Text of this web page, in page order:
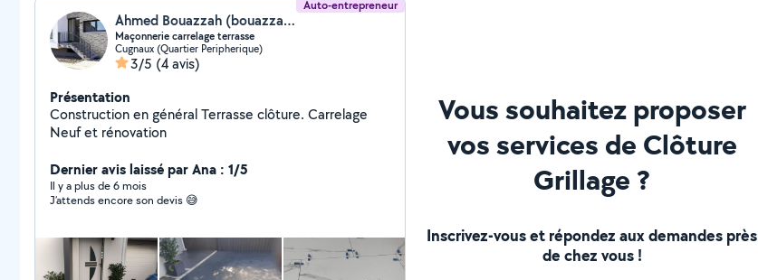
Auto-entrepreneur
Ahmed Bouazzah (bouazzah sabiri ahmed)
Maçonnerie carrelage terrasse
Cugnaux (Quartier Peripherique)
3/5 (4 avis)
Présentation
Construction en général Terrasse clôture. Carrelage
Neuf et rénovation
Dernier avis laissé par Ana : 1/5
Il y a plus de 6 mois
J’attends encore son devis 😅
Vous souhaitez proposer
vos services de Clôture
Grillage ?
Inscrivez-vous et répondez aux demandes près
de chez vous !